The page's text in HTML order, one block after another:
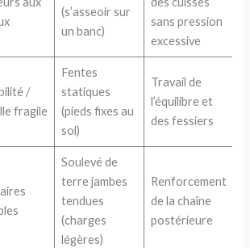
(s’asseoir sur
un banc)
sans pression
excessive
/
fragile
Fentes
statiques
(pieds fixes au
sol)
Travail de
l’équilibre et
des fessiers
Soulevé de
terre jambes
tendues
(charges
légères)
Renforcement
de la chaîne
postérieure